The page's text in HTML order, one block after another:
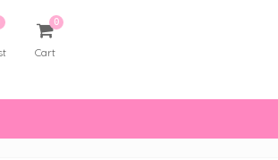
0
Cart